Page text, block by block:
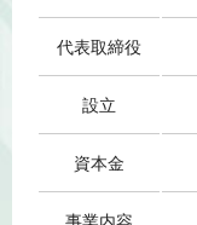
代表取締役
設立
資本金